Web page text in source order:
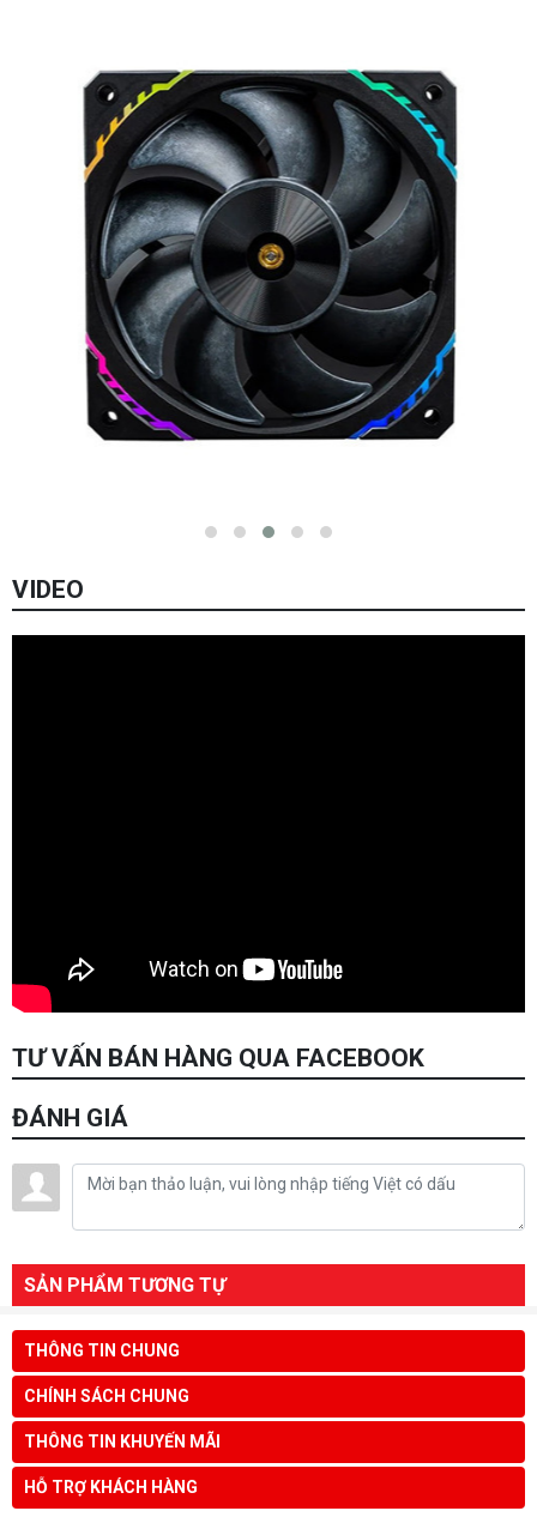
VIDEO
TƯ VẤN BÁN HÀNG QUA FACEBOOK
ĐÁNH GIÁ
SẢN PHẨM TƯƠNG TỰ
THÔNG TIN CHUNG
CHÍNH SÁCH CHUNG
THÔNG TIN KHUYẾN MÃI
HỖ TRỢ KHÁCH HÀNG